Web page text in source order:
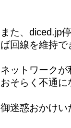
また、diced.jp
ば回線を維持
ネットワーク
おそらく不通
御迷惑おかけい